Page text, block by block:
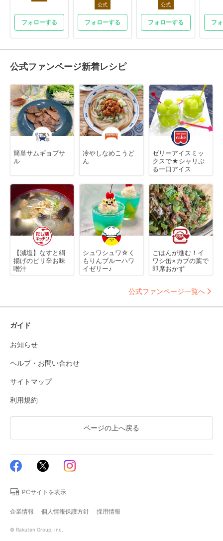
フォローする
公式
フォローする
公式
フォローする フ
公式ファンページ新着レシピ
簡単サムギョプサ
ル
冷やしなめこうど
ん
ゼリーアイスミッ
クスで★シャリぷ
る一口アイス
【減塩】なすと絹
揚げのピリ辛お味
噌汁
シュワシュワ☆く
もりんブルーハワ
イゼリー♪
ごはんが進む！イ
ワシ缶×カブの葉で
即席おかず
公式ファンページ一覧へ
ガイド
お知らせ
ヘルプ・お問い合わせ
サイトマップ
利用規約
ページの上へ戻る
PCサイトを表示
企業情報 個人情報保護方針 採用情報
© Rakuten Group, Inc.